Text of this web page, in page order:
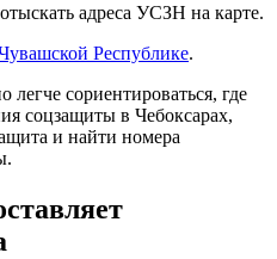
адреса УСЗН на карте.
Республике.
сориентироваться, где
соцзащиты в Чебоксарах,
и найти номера